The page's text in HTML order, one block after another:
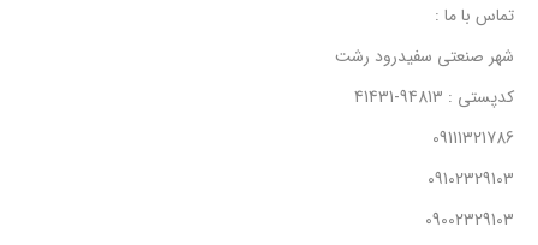
تماس با ما :
شهر صنعتی سفیدرود رشت
کدپستی : 94813-41431
09111321786
09102329103
09002329103